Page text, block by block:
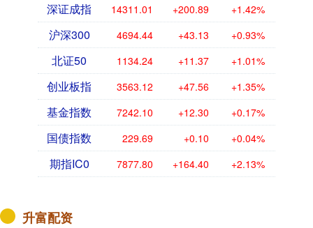
深证成指 14311.01 +200.89 +1.42%
沪深300 4694.44 +43.13 +0.93%
北证50 1134.24 +11.37 +1.01%
创业板指 3563.12 +47.56 +1.35%
基金指数 7242.10 +12.30 +0.17%
国债指数 229.69 +0.10 +0.04%
期指IC0 7877.80 +164.40 +2.13%
升富配资